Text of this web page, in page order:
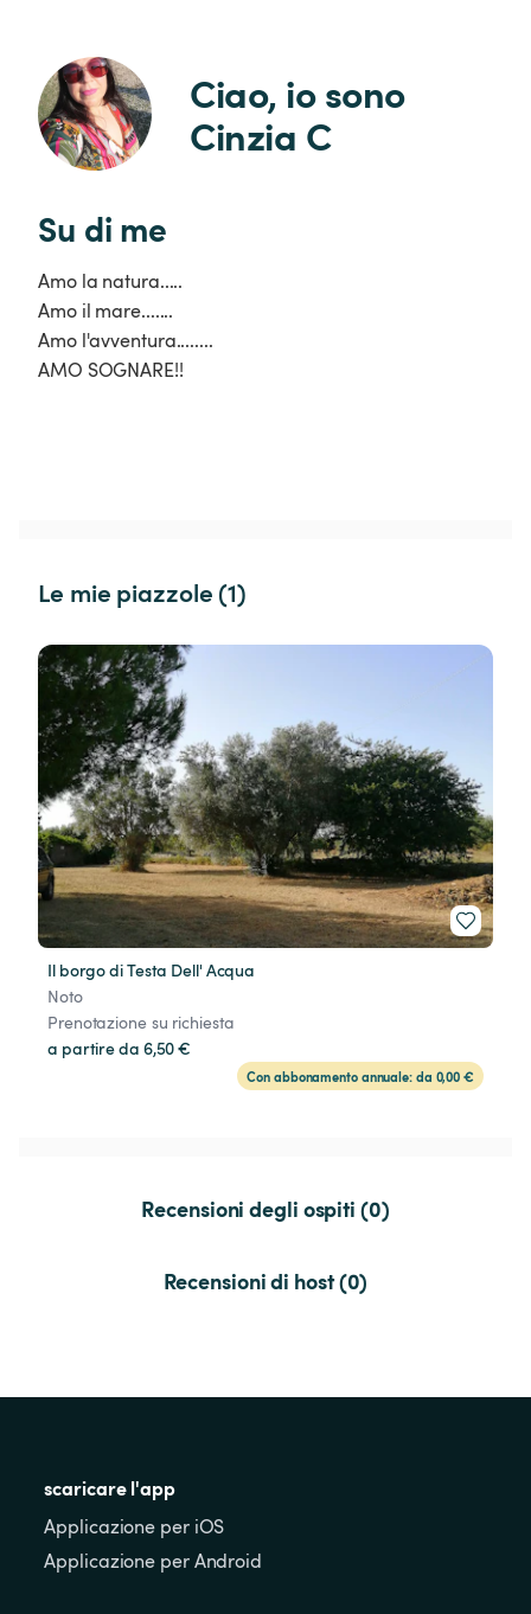
Ciao, io sono
Cinzia C
Su di me
Amo la natura.....
Amo il mare.......
Amo l'avventura........
AMO SOGNARE!!
Le mie piazzole (1)
Il borgo di Testa Dell' Acqua
Noto
Prenotazione su richiesta
a partire da 6,50 €
Con abbonamento annuale: da 0,00 €
Recensioni degli ospiti (0)
Recensioni di host (0)
scaricare l'app
Applicazione per iOS
Applicazione per Android